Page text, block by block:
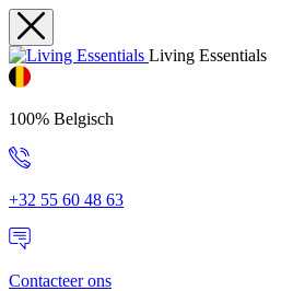
Living Essentials
100% Belgisch
+32 55 60 48 63
Contacteer ons